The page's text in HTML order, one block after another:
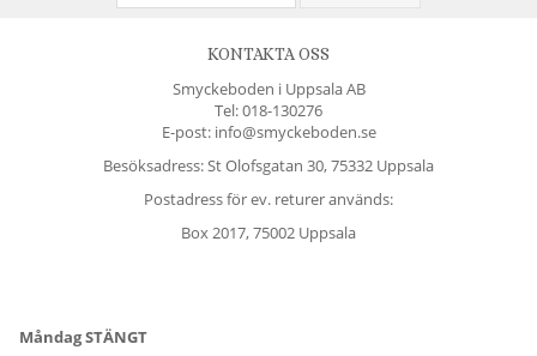
KONTAKTA OSS
Smyckeboden i Uppsala AB
Tel:018-130276
E-post: info@smyckeboden.se
Besöksadress: St Olofsgatan 30, 75332 Uppsala
Postadress för ev. returer används:
Box 2017, 75002 Uppsala
Måndag STÄNGT